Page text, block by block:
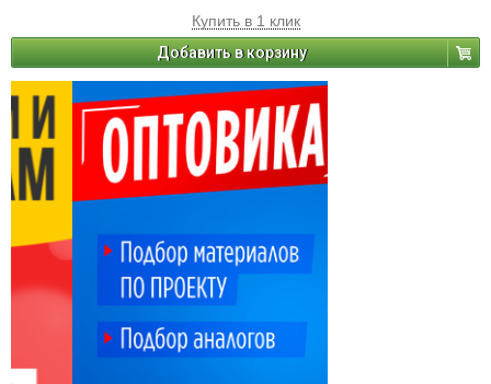
Купить в 1 клик
Добавить в корзину